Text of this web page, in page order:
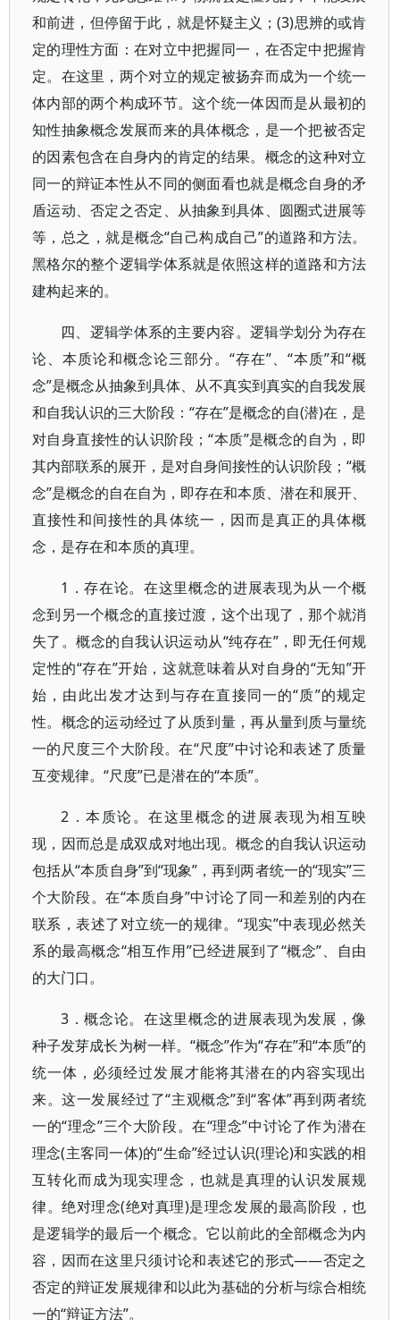
和前进，但停留于此，就是怀疑主义；(3)思辨的或肯
定的理性方面：在对立中把握同一，在否定中把握肯
定。在这里，两个对立的规定被扬弃而成为一个统一
体内部的两个构成环节。这个统一体因而是从最初的
知性抽象概念发展而来的具体概念，是一个把被否定
的因素包含在自身内的肯定的结果。概念的这种对立
同一的辩证本性从不同的侧面看也就是概念自身的矛
盾运动、否定之否定、从抽象到具体、圆圈式进展等
等，总之，就是概念“自己构成自己”的道路和方法。
黑格尔的整个逻辑学体系就是依照这样的道路和方法
建构起来的。
四、逻辑学体系的主要内容。逻辑学划分为存在
论、本质论和概念论三部分。“存在”、“本质”和“概
念”是概念从抽象到具体、从不真实到真实的自我发展
和自我认识的三大阶段：“存在”是概念的自(潜)在，是
对自身直接性的认识阶段；“本质”是概念的自为，即
其内部联系的展开，是对自身间接性的认识阶段；“概
念”是概念的自在自为，即存在和本质、潜在和展开、
直接性和间接性的具体统一，因而是真正的具体概
念，是存在和本质的真理。
1．存在论。在这里概念的进展表现为从一个概
念到另一个概念的直接过渡，这个出现了，那个就消
失了。概念的自我认识运动从“纯存在”，即无任何规
定性的“存在”开始，这就意味着从对自身的“无知”开
始，由此出发才达到与存在直接同一的“质”的规定
性。概念的运动经过了从质到量，再从量到质与量统
一的尺度三个大阶段。在“尺度”中讨论和表述了质量
互变规律。“尺度”已是潜在的“本质”。
2．本质论。在这里概念的进展表现为相互映
现，因而总是成双成对地出现。概念的自我认识运动
包括从“本质自身”到“现象”，再到两者统一的“现实”三
个大阶段。在“本质自身”中讨论了同一和差别的内在
联系，表述了对立统一的规律。“现实”中表现必然关
系的最高概念“相互作用”已经进展到了“概念”、自由
的大门口。
3．概念论。在这里概念的进展表现为发展，像
种子发芽成长为树一样。“概念”作为“存在”和“本质”的
统一体，必须经过发展才能将其潜在的内容实现出
来。这一发展经过了“主观概念”到“客体”再到两者统
一的“理念”三个大阶段。在“理念”中讨论了作为潜在
理念(主客同一体)的“生命”经过认识(理论)和实践的相
互转化而成为现实理念，也就是真理的认识发展规
律。绝对理念(绝对真理)是理念发展的最高阶段，也
是逻辑学的最后一个概念。它以前此的全部概念为内
容，因而在这里只须讨论和表述它的形式——否定之
否定的辩证发展规律和以此为基础的分析与综合相统
一的“辩证方法”。